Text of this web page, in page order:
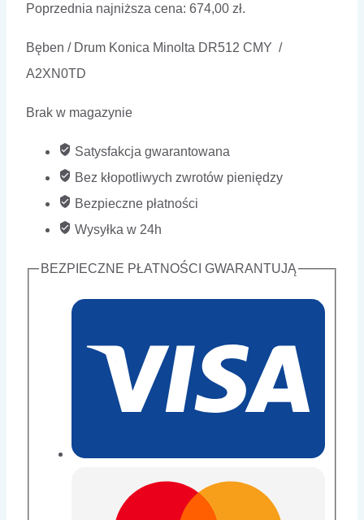
Poprzednia najniższa cena: 674,00 zł.
Bęben / Drum Konica Minolta DR512 CMY /
A2XN0TD
Brak w magazynie
Satysfakcja gwarantowana
Bez kłopotliwych zwrotów pieniędzy
Bezpieczne płatności
Wysyłka w 24h
BEZPIECZNE PŁATNOŚCI GWARANTUJĄ